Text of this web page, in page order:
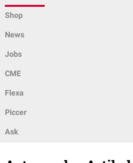
Shop
News
Jobs
CME
Flexa
Piccer
Ask